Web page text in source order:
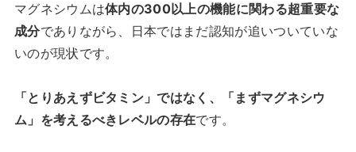
マグネシウムは体内の300以上の機能に関わる超重要な
成分でありながら、日本ではまだ認知が追いついていな
いのが現状です。
「とりあえずビタミン」ではなく、「まずマグネシウ
ム」を考えるべきレベルの存在です。